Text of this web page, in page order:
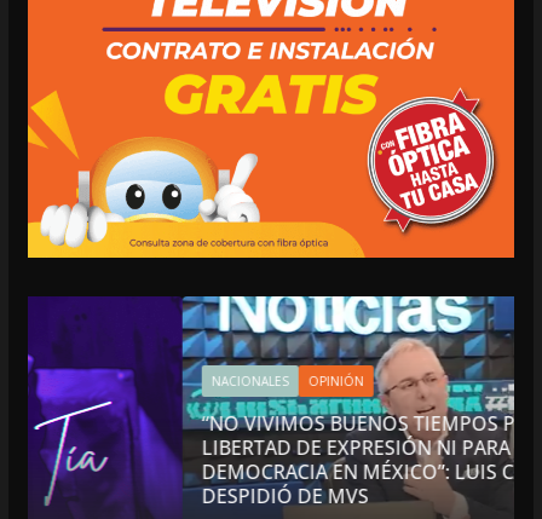
NACIONALES OPINIÓN
“NO VIVIMOS BUENOS TIEMPOS PARA LA
LIBERTAD DE EXPRESIÓN NI PARA LA
DEMOCRACIA EN MÉXICO”: LUIS CÁRDENAS; SE
DESPIDIÓ DE MVS